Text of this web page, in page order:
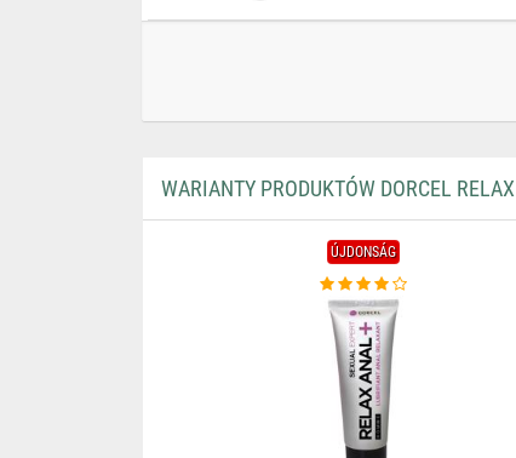
WARIANTY PRODUKTÓW DORCEL
ÚJDONSÁG